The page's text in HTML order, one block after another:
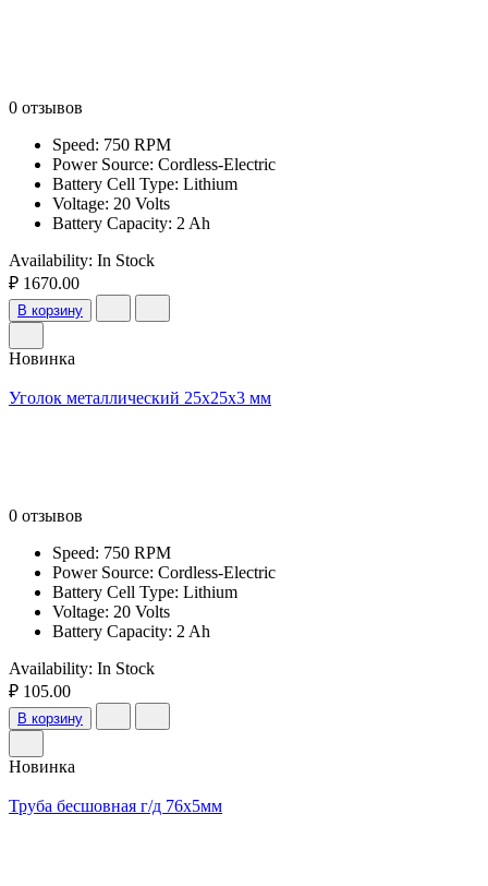
0 отзывов
Speed: 750 RPM
Power Source: Cordless-Electric
Battery Cell Type: Lithium
Voltage: 20 Volts
Battery Capacity: 2 Ah
Availability: In Stock
₽ 1670.00
В корзину
Новинка
Уголок металлический 25x25x3 мм
0 отзывов
Speed: 750 RPM
Power Source: Cordless-Electric
Battery Cell Type: Lithium
Voltage: 20 Volts
Battery Capacity: 2 Ah
Availability: In Stock
₽ 105.00
В корзину
Новинка
Труба бесшовная г/д 76х5мм